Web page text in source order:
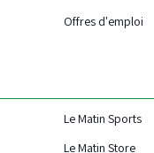
Offres d'emploi
Le Matin Sports
Le Matin Store